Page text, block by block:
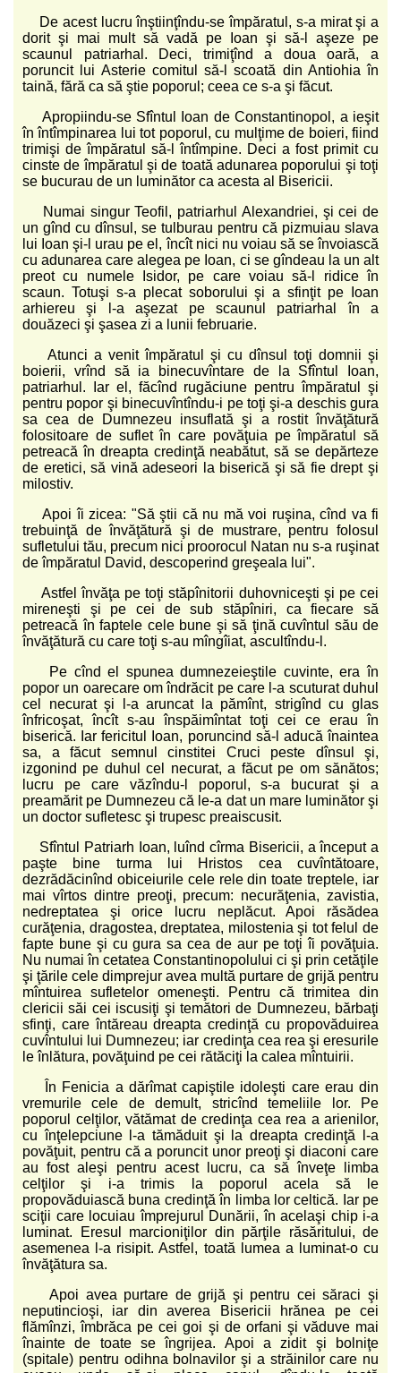
De acest lucru înştiinţîndu-se împăratul, s-a mirat şi a
dorit şi mai mult să vadă pe Ioan şi să-l aşeze pe
scaunul patriarhal. Deci, trimiţînd a doua oară, a
poruncit lui Asterie comitul să-l scoată din Antiohia în
taină, fără ca să ştie poporul; ceea ce s-a şi făcut.
Apropiindu-se Sfîntul Ioan de Constantinopol, a ieşit
în întîmpinarea lui tot poporul, cu mulţime de boieri, fiind
trimişi de împăratul să-l întîmpine. Deci a fost primit cu
cinste de împăratul şi de toată adunarea poporului şi toţi
se bucurau de un luminător ca acesta al Bisericii.
Numai singur Teofil, patriarhul Alexandriei, şi cei de
un gînd cu dînsul, se tulburau pentru că pizmuiau slava
lui Ioan şi-l urau pe el, încît nici nu voiau să se învoiască
cu adunarea care alegea pe Ioan, ci se gîndeau la un alt
preot cu numele Isidor, pe care voiau să-l ridice în
scaun. Totuşi s-a plecat soborului şi a sfinţit pe Ioan
arhiereu şi l-a aşezat pe scaunul patriarhal în a
douăzeci şi şasea zi a lunii februarie.
Atunci a venit împăratul şi cu dînsul toţi domnii şi
boierii, vrînd să ia binecuvîntare de la Sfîntul Ioan,
patriarhul. Iar el, făcînd rugăciune pentru împăratul şi
pentru popor şi binecuvîntîndu-i pe toţi şi-a deschis gura
sa cea de Dumnezeu insuflată şi a rostit învăţătură
folositoare de suflet în care povăţuia pe împăratul să
petreacă în dreapta credinţă neabătut, să se depărteze
de eretici, să vină adeseori la biserică şi să fie drept şi
milostiv.
Apoi îi zicea: "Să ştii că nu mă voi ruşina, cînd va fi
trebuinţă de învăţătură şi de mustrare, pentru folosul
sufletului tău, precum nici proorocul Natan nu s-a ruşinat
de împăratul David, descoperind greşeala lui".
Astfel învăţa pe toţi stăpînitorii duhovniceşti şi pe cei
mireneşti şi pe cei de sub stăpîniri, ca fiecare să
petreacă în faptele cele bune şi să ţină cuvîntul său de
învăţătură cu care toţi s-au mîngîiat, ascultîndu-l.
Pe cînd el spunea dumnezeieştile cuvinte, era în
popor un oarecare om îndrăcit pe care l-a scuturat duhul
cel necurat şi l-a aruncat la pămînt, strigînd cu glas
înfricoşat, încît s-au înspăimîntat toţi cei ce erau în
biserică. Iar fericitul Ioan, poruncind să-l aducă înaintea
sa, a făcut semnul cinstitei Cruci peste dînsul şi,
izgonind pe duhul cel necurat, a făcut pe om sănătos;
lucru pe care văzîndu-l poporul, s-a bucurat şi a
preamărit pe Dumnezeu că le-a dat un mare luminător şi
un doctor sufletesc şi trupesc preaiscusit.
Sfîntul Patriarh Ioan, luînd cîrma Bisericii, a început a
paşte bine turma lui Hristos cea cuvîntătoare,
dezrădăcinînd obiceiurile cele rele din toate treptele, iar
mai vîrtos dintre preoţi, precum: necurăţenia, zavistia,
nedreptatea şi orice lucru neplăcut. Apoi răsădea
curăţenia, dragostea, dreptatea, milostenia şi tot felul de
fapte bune şi cu gura sa cea de aur pe toţi îi povăţuia.
Nu numai în cetatea Constantinopolului ci şi prin cetăţile
şi ţările cele dimprejur avea multă purtare de grijă pentru
mîntuirea sufletelor omeneşti. Pentru că trimitea din
clericii săi cei iscusiţi şi temători de Dumnezeu, bărbaţi
sfinţi, care întăreau dreapta credinţă cu propovăduirea
cuvîntului lui Dumnezeu; iar credinţa cea rea şi eresurile
le înlătura, povăţuind pe cei rătăciţi la calea mîntuirii.
În Fenicia a dărîmat capiştile idoleşti care erau din
vremurile cele de demult, stricînd temeliile lor. Pe
poporul celţilor, vătămat de credinţa cea rea a arienilor,
cu înţelepciune l-a tămăduit şi la dreapta credinţă l-a
povăţuit, pentru că a poruncit unor preoţi şi diaconi care
au fost aleşi pentru acest lucru, ca să înveţe limba
celţilor şi i-a trimis la poporul acela să le
propovăduiască buna credinţă în limba lor celtică. Iar pe
sciţii care locuiau împrejurul Dunării, în acelaşi chip i-a
luminat. Eresul marcioniţilor din părţile răsăritului, de
asemenea l-a risipit. Astfel, toată lumea a luminat-o cu
învăţătura sa.
Apoi avea purtare de grijă şi pentru cei săraci şi
neputincioşi, iar din averea Bisericii hrănea pe cei
flămînzi, îmbrăca pe cei goi şi de orfani şi văduve mai
înainte de toate se îngrijea. Apoi a zidit şi bolniţe
(spitale) pentru odihna bolnavilor şi a străinilor care nu